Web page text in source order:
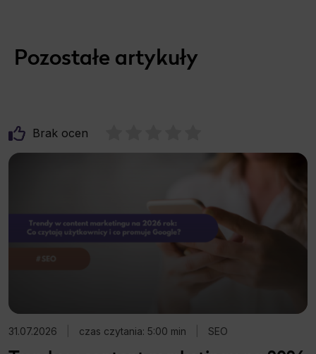
Pozostałe artykuły
Brak ocen
31.07.2026 czas czytania: 5:00 min SEO